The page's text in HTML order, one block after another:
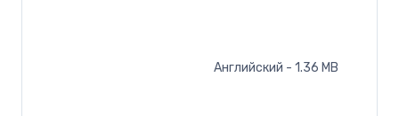
Английский - 1.36 MB